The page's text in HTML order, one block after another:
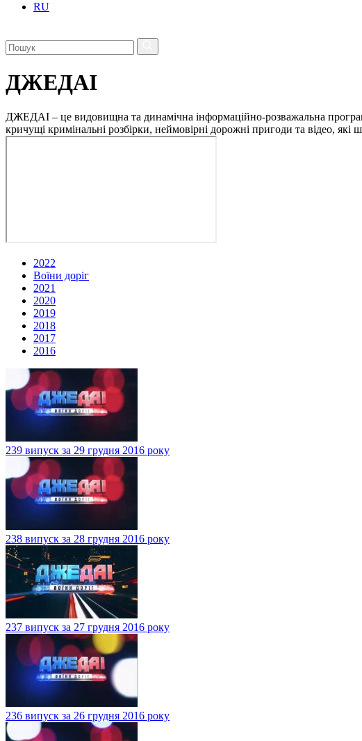
RU
ДЖЕДАІ
ДЖЕДАІ – це видовищна та динамічна інформаційно-розважальна
кричущі кримінальні розбірки, неймовірні дорожні пригоди та відео, які
2022
Воїни доріг
2021
2020
2019
2018
2017
2016
239 випуск за 29 грудня 2016 року
238 випуск за 28 грудня 2016 року
237 випуск за 27 грудня 2016 року
236 випуск за 26 грудня 2016 року